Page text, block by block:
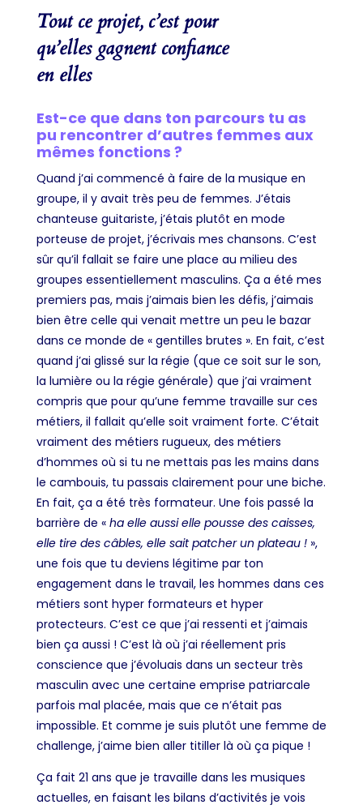
Tout ce projet, c’est pour
qu’elles gagnentconfiance
en elles
Est-ce que dans ton parcours tu as
pu rencontrer d’autres femmes aux
mêmes fonctions ?
Quand j’ai commencé à faire de la musique en
groupe, il y avait très peu de femmes. J’étais
chanteuse guitariste, j’étais plutôt en mode
porteuse de projet, j’écrivais mes chansons. C’est
sûr qu’il fallait se faire une place au milieu des
groupes essentiellement masculins. Ça a été mes
premiers pas, mais j’aimais bien les défis, j’aimais
bien être celle qui venait mettre un peu le bazar
dans ce monde de « gentilles brutes ». En fait, c’est
quand j’ai glissé sur la régie (que ce soit sur le son,
la lumière ou la régie générale) que j’ai vraiment
compris que pour qu’une femme travaille sur ces
métiers, il fallait qu’elle soit vraiment forte. C’était
vraiment des métiers rugueux, des métiers
d’hommes où si tu ne mettais pas les mains dans
le cambouis, tu passais clairement pour une biche.
En fait, ça a été très formateur. Une fois passé la
barrière de « ha elle aussi elle pousse des caisses,
elle tire des câbles, elle sait patcher un plateau !»,
une fois que tu deviens légitime par ton
engagement dans le travail, les hommes dans ces
métiers sont hyper formateurs et hyper
protecteurs. C’est ce que j’ai ressenti et j’aimais
bien ça aussi ! C’est là où j’ai réellement pris
conscience que j’évoluais dans un secteur très
masculin avec une certaine emprise patriarcale
parfois mal placée, mais que ce n’était pas
impossible. Et comme je suis plutôt une femme de
challenge, j’aime bien aller titiller là où ça pique !
Ça fait 21 ans que je travaille dans les musiques
actuelles, en faisant les bilans d’activités je vois